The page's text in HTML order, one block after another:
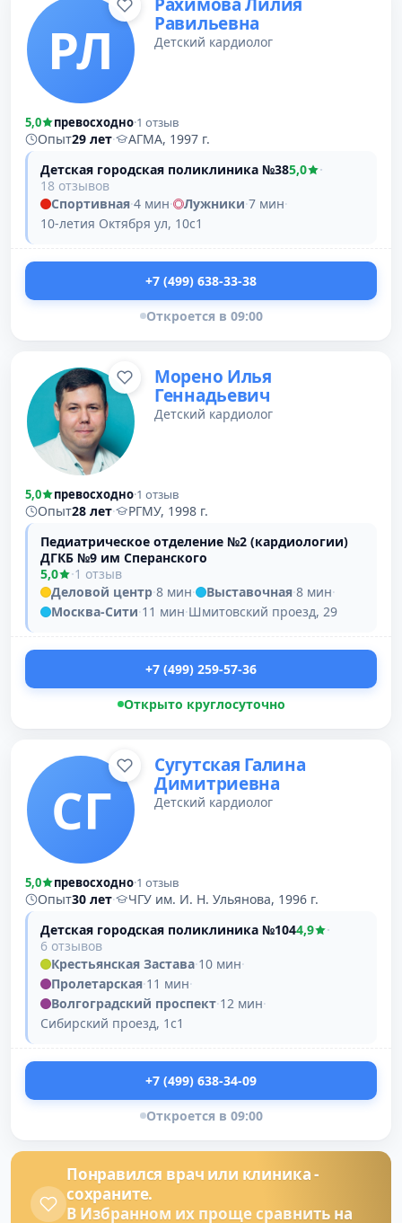
РЛ
Равильевна
Детский кардиолог
5,0 превосходно·1 отзыв
Опыт29 лет·
АГМА, 1997 г.
Детская городская поликлиника №385,0
·
18 отзывов
Спортивная·4 мин· Лужники·7 мин·
10-летия Октября ул, 10с1
+7 (499) 638-33-38
Откроется в 09:00
Морено Илья
Геннадьевич
Детский кардиолог
5,0 превосходно·1 отзыв
Опыт28 лет·
РГМУ, 1998 г.
Педиатрическое отделение №2 (кардиологии)
ДГКБ №9 им Сперанского
5,0
·1 отзыв
Деловой центр·8 мин· Выставочная·8 мин·
Москва-Сити·11 мин·Шмитовский проезд, 29
+7 (499) 259-57-36
Открыто круглосуточно
СГ
Сугутская Галина
Димитриевна
Детский кардиолог
5,0 превосходно·1 отзыв
Опыт30 лет·
ЧГУ им. И. Н. Ульянова, 1996 г.
Детская городская поликлиника №1044,9
·
6 отзывов
Крестьянская Застава·10 мин·
Пролетарская·11 мин·
Волгоградский проспект·12 мин·
Сибирский проезд, 1с1
+7 (499) 638-34-09
Откроется в 09:00
Понравился врач или клиника -
сохраните.
В Избранном их проще сравнить на